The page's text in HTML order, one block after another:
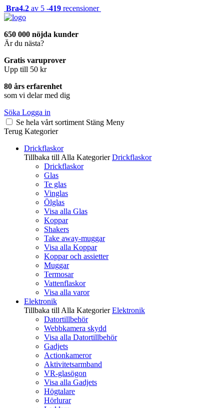
Bra4.2 av 5 -419 recensioner
650 000 nöjda kunder
Är du nästa?
Gratis varuprover
Upp till 50 kr
80 års erfarenhet
som vi delar med dig
Söka Logga in
Se hela vårt sortiment Stäng Meny
Terug Kategorier
Drickflaskor
Tillbaka till Alla Kategorier Drickflaskor
Drickflaskor
Glas
Te glas
Vinglas
Ölglas
Visa alla Glas
Koppar
Shakers
Take away-muggar
Visa alla Koppar
Koppar och assietter
Muggar
Termosar
Vattenflaskor
Visa alla varor
Elektronik
Tillbaka till Alla Kategorier Elektronik
Datortillbehör
Webbkamera skydd
Visa alla Datortillbehör
Gadjets
Actionkameror
Aktivitetsarmband
VR-glasögon
Visa alla Gadjets
Högtalare
Hörlurar